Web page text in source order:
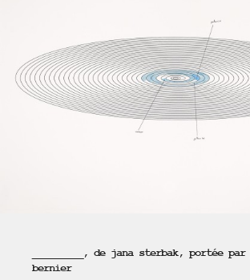
_________, de jana sterbak, portée
bernier